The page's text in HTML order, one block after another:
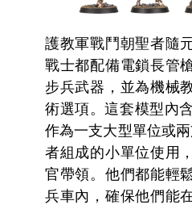
護教軍戰鬥朝聖者隨
戰士都配備電鎖長管
步兵武器，並為機械
術選項。這套模型內
作為一支大型單位或
者組成的小單位使用
官帶領。他們都能輕
兵車內，確保他們能